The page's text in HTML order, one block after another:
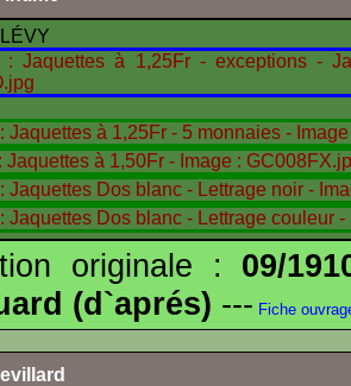
originale : 09/
(d`aprés) --- Fiche